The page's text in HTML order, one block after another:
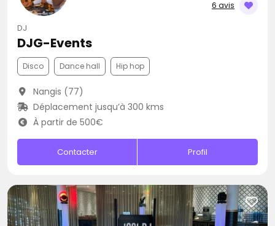
6 avis
DJ
DJG-Events
Disco Dance hall Hip hop
Nangis (77)
Déplacement jusqu’à 300 kms
À partir de 500€
Contacter Profil